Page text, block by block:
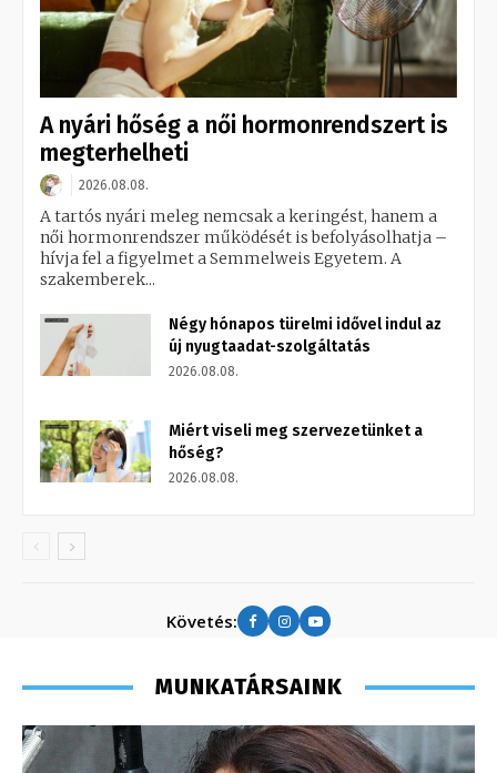
A nyári hőség a női hormonrendszert is
megterhelheti
2026.08.08.
A tartós nyári meleg nemcsak a keringést, hanem a
női hormonrendszer működését is befolyásolhatja –
hívja fel a figyelmet a Semmelweis Egyetem. A
szakemberek...
Négy hónapos türelmi idővel indul az
új nyugtaadat-szolgáltatás
2026.08.08.
Miért viseli meg szervezetünket a
hőség?
2026.08.08.
Követés:
MUNKATÁRSAINK